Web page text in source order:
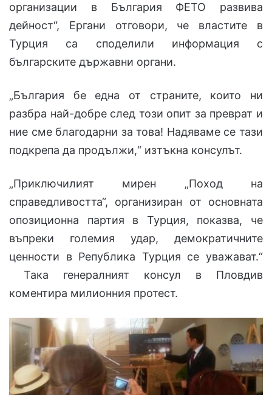
организации в България ФЕТО развива
дейност“, Ергани отговори, че властите в
Турция са споделили информация с
българските държавни органи.
„България бе една от страните, които ни
разбра най-добре след този опит за преврат и
ние сме благодарни за това! Надяваме се тази
подкрепа да продължи,“ изтъкна консулът.
„Приключилият мирен „Поход на
справедливостта“, организиран от основната
опозиционна партия в Турция, показва, че
въпреки големия удар, демократичните
ценности в Република Турция се уважават.“
Така генералният консул в Пловдив
коментира милионния протест.